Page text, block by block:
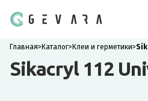
Главная> Каталог> Клеи и герметики>
Sikacryl 112